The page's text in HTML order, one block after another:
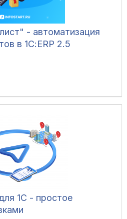
- автоматизация
в 1С:ERP 2.5
1С - простое